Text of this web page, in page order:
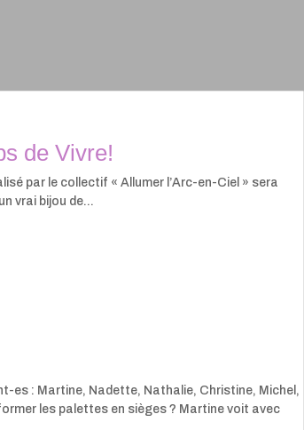
de Vivre!
par le collectif « Allumer l’Arc-en-Ciel » sera
vrai bijou de...
es : Martine, Nadette, Nathalie, Christine, Michel,
les palettes en sièges ? Martine voit avec